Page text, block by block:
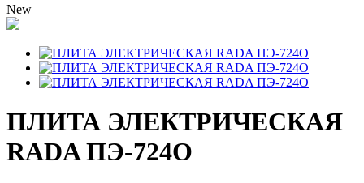
New
ПЛИТА ЭЛЕКТРИЧЕСКАЯ
RADA ПЭ-724О